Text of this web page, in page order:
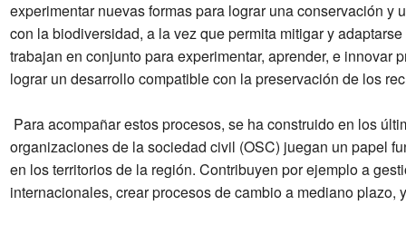
experimentar nuevas formas para lograr una conservación
con la biodiversidad, a la vez que permita mitigar y
trabajan en conjunto para experimentar, aprender, e
lograr un desarrollo compatible con la preservación de los
Para acompañar estos procesos, se ha construido en los
organizaciones de la sociedad civil (OSC) juegan un papel
en los territorios de la región. Contribuyen por ejemplo a
internacionales, crear procesos de cambio a mediano